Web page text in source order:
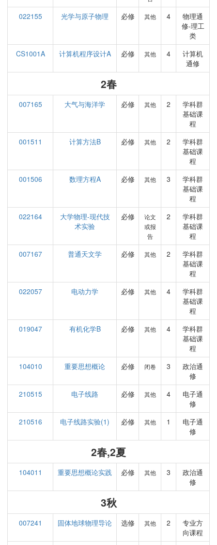
022155 光学与原子物理 必修 其他 4
物理通
修-理工
类
CS1001A
计算机程序设计A 必修 其他 4
计算机
通修
2春
007165 大气与海洋学 必修 其他 2
学科群
基础课
程
001511
计算方法B 必修 其他 2
学科群
基础课
程
001506
数理方程A 必修 其他 3
学科群
基础课
程
022164
大学物理-现代技
术实验
必修
论文
或报
告
2
学科群
基础课
程
007167
普通天文学 必修 其他 2
学科群
基础课
程
022057
电动力学 必修 其他 4
学科群
基础课
程
019047
有机化学B 必修 其他 4
学科群
基础课
程
104010
重要思想概论 必修 闭卷 3
政治通
修
210515
电子线路 必修 其他 4
电子通
修
210516
电子线路实验(1) 必修 其他 1
电子通
修
2春,2夏
104011 重要思想概论实践 必修 其他 3
政治通
修
3秋
007241 固体地球物理导论 选修 其他 2
专业方
向课程